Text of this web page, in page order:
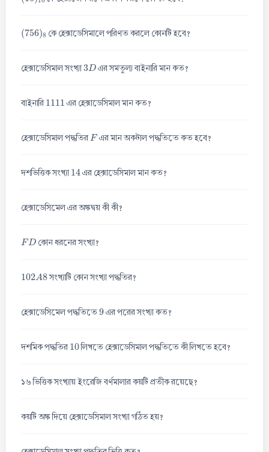
(756) কে হেক্সাডেসিমালে পরিণত করলে কোনটি হবে?
হেক্সাডেসিমাল সংখ্যা 3 D এর সমতুল্য বাইনারি মান কত?
বাইনারি 1111 এর হেক্সাডেসিমাল মান কত?
হেক্সাডেসিমাল পদ্ধতির F এর মান অকটাল পদ্ধতিতে কত হবে?
দশভিত্তিক সংখ্যা 14 এর হেক্সাডেসিমাল মান কত?
হেক্সাডেসিমেল এর অঙ্কদ্বয় কী কী?
FD কোন ধরনের সংখ্যা?
102 A8 সংখ্যাটি কোন সংখ্যা পদ্ধতির?
হেক্সাডেসিমেল পদ্ধতিতে9 এর পরের সংখ্যা কত?
দশমিক পদ্ধতির 10লিখতে হেক্সাডেসিমাল পদ্ধতিতে কী লিখতে হবে?
১৬ ভিত্তিক সংখ্যায় ইংরেজি বর্ণমালার কয়টি প্রতীক রয়েছে?
কয়টি অঙ্ক দিয়ে হেক্সাডেসিমাল সংখ্যা গঠিত হয়?